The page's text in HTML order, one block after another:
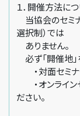
１．開催方法に
当協会のセミ
選択制）では
ありません。
必ず「開催地」
・対面セミナ
・オンライン
ださい。